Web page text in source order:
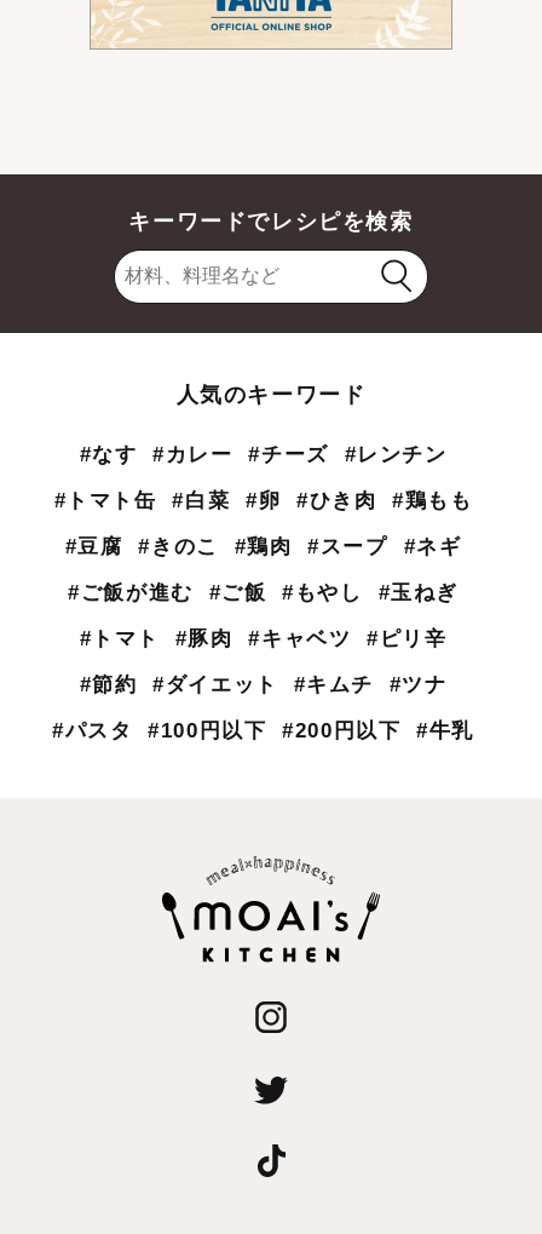
キーワードでレシピを検索
人気のキーワード
#なす #カレー #チーズ
#レンチン
#トマト缶
#白菜 #卵 #ひき肉
#鶏もも
#豆腐
#きのこ #鶏肉 #スープ
#ネギ
#ご飯が進む
#ご飯 #もやし
#玉ねぎ
#トマト
#豚肉 #キャベツ
#ピリ辛
#節約
#ダイエット #キムチ
#ツナ
#パスタ
#100円以下 #200円以下 #牛乳